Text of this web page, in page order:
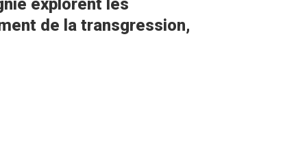
de la transgression,